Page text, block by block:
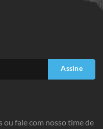
Assine
ou fale com nosso time de